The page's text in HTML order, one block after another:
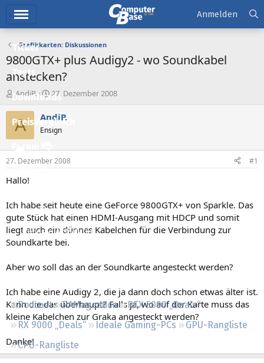
Ticker
Tests
Downloads
Preisvergleich
Forum
Aktuelles
Neue Beiträge
Neueste Aktivitäten
Regeln
Podcast RAMageddon
RTX 5000 „Deals“
RX 9000 „Deals“
Ideale Gaming-PCs
GPU-Rangliste
CPU-Rangliste
Anmelden
Grafikkarten: Diskussionen
9800GTX+ plus Audigy2 - wo Soundkabel
anstecken?
E
r
s
t
e
r
AndiP.
E
r
s
t
e
t
27. Dezember 2008
A AndiP.
Ensign
27. Dezember 2008 #1
Hallo!
Ich habe seit heute eine GeForce 9800GTX+ von Sparkle. Das
gute Stück hat einen HDMI-Ausgang mit HDCP und somit
liegt auch ein dünnes Kabelchen für die Verbindung zur
Soundkarte bei.
Aber wo soll das an der Soundkarte angesteckt werden?
Ich habe eine Audigy 2, die ja dann doch schon etwas älter ist.
Kann die das überhaupt? Falls ja, wo auf der Karte muss das
kleine Kabelchen zur Graka angesteckt werden?
Danke!